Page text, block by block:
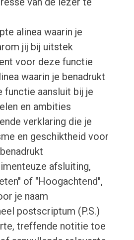
alinea waarin je
jij bij uitstek
voor deze functie
waarin je benadrukt
functie aansluit bij je
en ambities
verklaring die je
en geschiktheid voor
afsluiting,
of "Hoogachtend",
je naam
postscriptum (P.S.)
treffende notitie toe